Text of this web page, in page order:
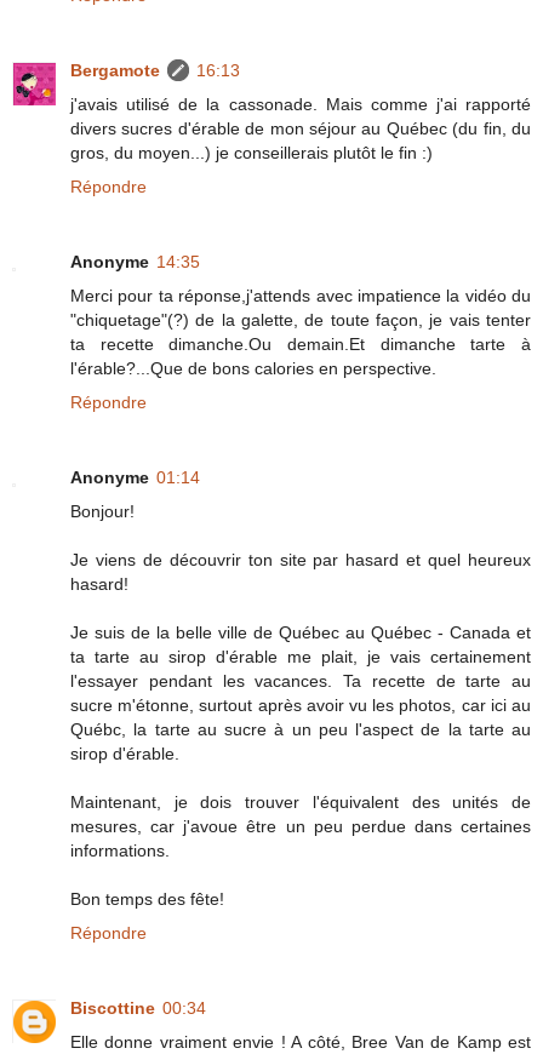
Bergamote
16:13
j'avais utilisé de la cassonade. Mais comme j'ai rapporté
divers sucres d'érable de mon séjour au Québec (du fin, du
gros, du moyen...) je conseillerais plutôt le fin :)
Répondre
Anonyme 14:35
Merci pour ta réponse,j'attends avec impatience la vidéo du
"chiquetage"(?) de la galette, de toute façon, je vais tenter
ta recette dimanche.Ou demain.Et dimanche tarte à
l'érable?...Que de bons calories en perspective.
Répondre
Anonyme 01:14
Bonjour!
Je viens de découvrir ton site par hasard et quel heureux
hasard!
Je suis de la belle ville de Québec au Québec - Canada et
ta tarte au sirop d'érable me plait, je vais certainement
l'essayer pendant les vacances. Ta recette de tarte au
sucre m'étonne, surtout après avoir vu les photos, car ici au
Québc, la tarte au sucre à un peu l'aspect de la tarte au
sirop d'érable.
Maintenant, je dois trouver l'équivalent des unités de
mesures, car j'avoue être un peu perdue dans certaines
informations.
Bon temps des fête!
Répondre
Biscottine 00:34
Elle donne vraiment envie ! A côté, Bree Van de Kamp est